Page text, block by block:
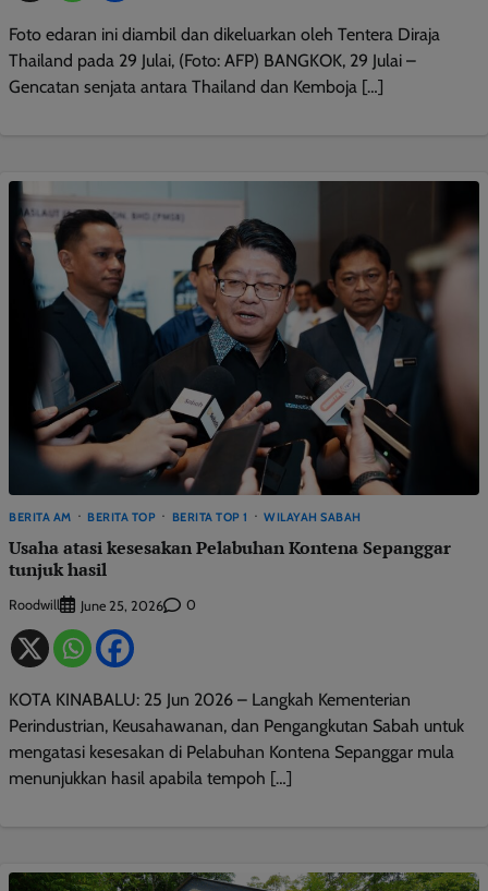
Foto edaran ini diambil dan dikeluarkan oleh Tentera Diraja
Thailand pada 29 Julai, (Foto: AFP) BANGKOK, 29 Julai –
Gencatan senjata antara Thailand dan Kemboja […]
BERITA AM BERITA TOP BERITA TOP 1 WILAYAH SABAH
Usaha atasi kesesakan Pelabuhan Kontena Sepanggar
tunjuk hasil
Roodwill June 25, 2026 0
KOTA KINABALU: 25 Jun 2026 – Langkah Kementerian
Perindustrian, Keusahawanan, dan Pengangkutan Sabah untuk
mengatasi kesesakan di Pelabuhan Kontena Sepanggar mula
menunjukkan hasil apabila tempoh […]